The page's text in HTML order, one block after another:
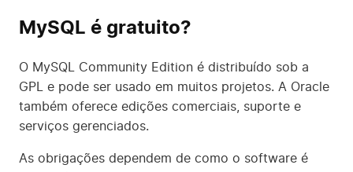
MySQL é gratuito?
O MySQL Community Edition é distribuído sob a
GPL e pode ser usado em muitos projetos. A Oracle
também oferece edições comerciais, suporte e
serviços gerenciados.
As obrigações dependem de como o software é